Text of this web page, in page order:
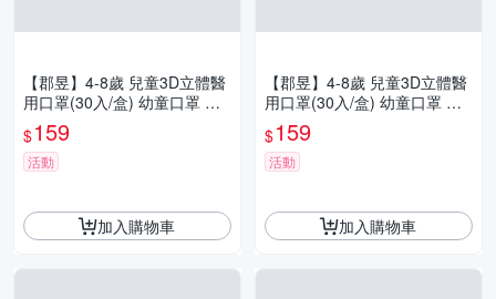
【郡昱】4-8歲 兒童3D立體醫
用口罩(30入/盒) 幼童口罩 無
鼻樑壓條 高彈力舒適耳帶 醫
療口罩
$159
活動
加入購物車
【郡昱】4-8歲 兒童3D立體醫
用口罩(30入/盒) 幼童口罩 無
鼻樑壓條 高彈力舒適耳帶 醫
療口罩
$159
活動
加入購物車